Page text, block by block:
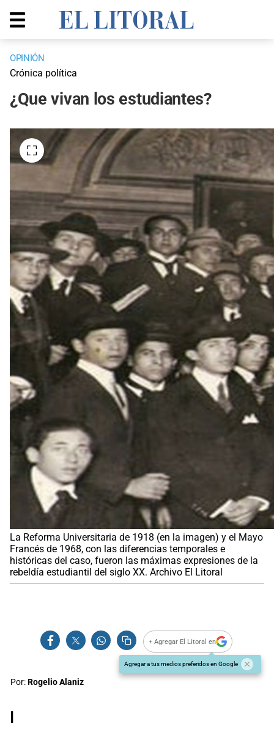
OPINIÓN
Crónica política
¿Que vivan los estudiantes?
La Reforma Universitaria de 1918 (en la imagen) y el Mayo
Francés de 1968, con las diferencias temporales e
históricas del caso, fueron las máximas expresiones de la
rebeldía estudiantil del siglo XX. Archivo El Litoral
+ Agregar El Litoral en
Agregar a tus medios preferidos en Google
Por:Rogelio Alaniz
I